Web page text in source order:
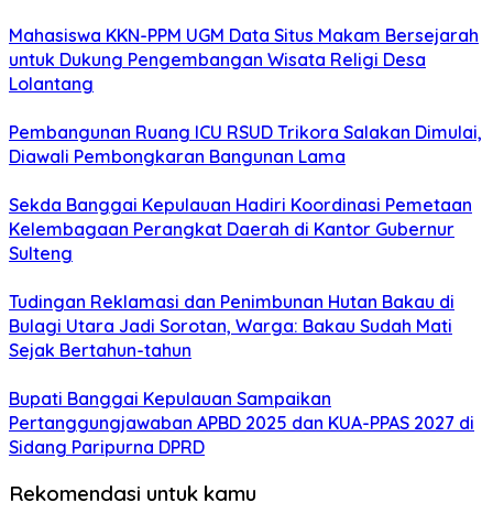
Mahasiswa KKN-PPM UGM Data Situs Makam Bersejarah
untuk Dukung Pengembangan Wisata Religi Desa
Lolantang
Pembangunan Ruang ICU RSUD Trikora Salakan Dimulai,
Diawali Pembongkaran Bangunan Lama
Sekda Banggai Kepulauan Hadiri Koordinasi Pemetaan
Kelembagaan Perangkat Daerah di Kantor Gubernur
Sulteng
Tudingan Reklamasi dan Penimbunan Hutan Bakau di
Bulagi Utara Jadi Sorotan, Warga: Bakau Sudah Mati
Sejak Bertahun-tahun
Bupati Banggai Kepulauan Sampaikan
Pertanggungjawaban APBD 2025 dan KUA-PPAS 2027 di
Sidang Paripurna DPRD
Rekomendasi untuk kamu